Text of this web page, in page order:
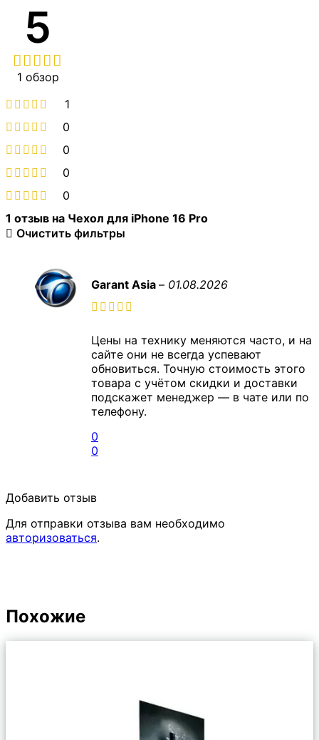
5
1 обзор
1
0
0
0
0
1 отзыв на Чехол для iPhone 16 Pro
Очистить фильтры
Garant Asia – 01.08.2026
Цены на технику меняются часто, и на
сайте они не всегда успевают
обновиться. Точную стоимость этого
товара с учётом скидки и доставки
подскажет менеджер — в чате или по
телефону.
0
0
Добавить отзыв
Для отправки отзыва вам необходимо
авторизоваться.
Похожие